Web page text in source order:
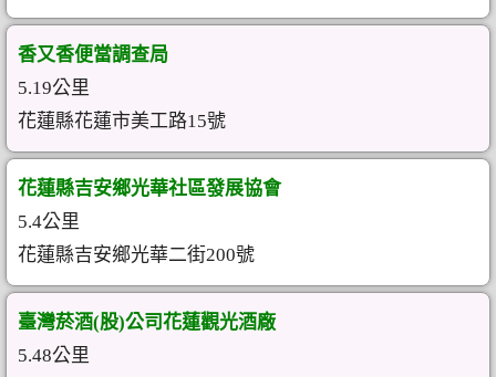
香又香便當調查局
5.19公里
花蓮縣花蓮市美工路15號
花蓮縣吉安鄉光華社區發展協會
5.4公里
花蓮縣吉安鄉光華二街200號
臺灣菸酒(股)公司花蓮觀光酒廠
5.48公里